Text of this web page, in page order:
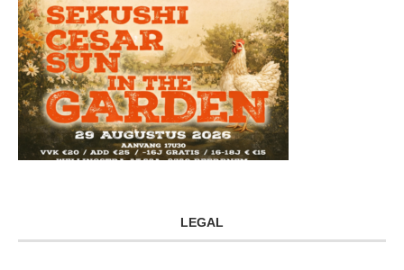
LEGAL